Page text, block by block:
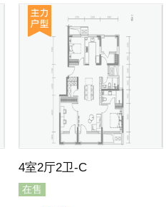
4室2厅2卫-C
在售